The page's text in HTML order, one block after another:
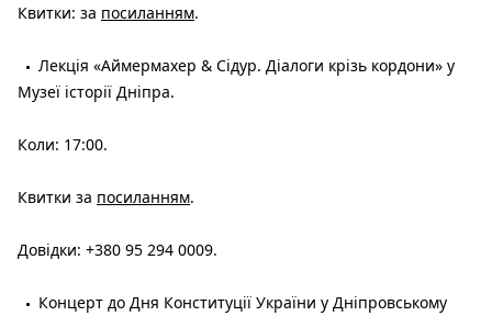
Квитки: за посиланням.
Лекція «Аймермахер & Сідур. Діалоги крізь кордони» у
Музеї історії Дніпра.
Коли: 17:00.
Квитки за посиланням.
Довідки: +380 95 294 0009.
Концерт до Дня Конституції України у Дніпровському